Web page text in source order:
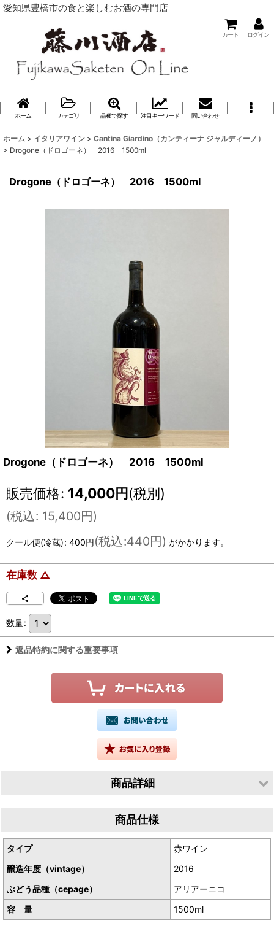
愛知県豊橋市の食と楽しむお酒の専門店
カート ログイン
ホーム カテゴリ 品種で探す 注目キーワード 問い合わせ
ホーム > イタリアワイン > Cantina Giardino（カンティーナ ジャルディーノ）
> Drogone（ドロゴーネ） 2016 1500ml
Drogone（ドロゴーネ） 2016 1500ml
Drogone（ドロゴーネ） 2016 1500ml
販売価格: 14,000円(税別)
(税込: 15,400円)
クール便(冷蔵): 400円(税込:440円) がかかります。
在庫数 △
数量:
返品特約に関する重要事項
商品詳細
産地／イタリア カンパーニャ州商品仕様
タイプ
赤ワイン
醸造年度（vintage）
2016
ぶどう品種（cepage）
アリアーニコ
容 量
1500ml